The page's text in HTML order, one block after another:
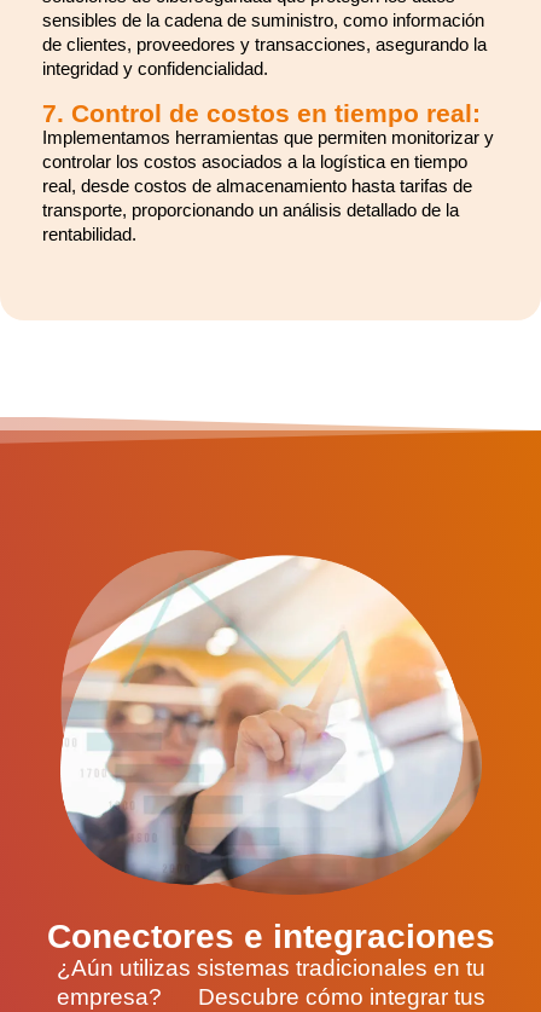
sensibles de la cadena de suministro, como información
de clientes, proveedores y transacciones, asegurando la
integridad y confidencialidad.
7. Control de costos en tiempo real:
Implementamos herramientas que permiten monitorizar y
controlar los costos asociados a la logística en tiempo
real, desde costos de almacenamiento hasta tarifas de
transporte, proporcionando un análisis detallado de la
rentabilidad.
Conectores e integraciones
¿Aún utilizas sistemas tradicionales en tu
empresa? Descubre cómo integrar tus